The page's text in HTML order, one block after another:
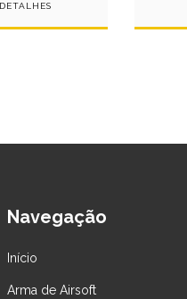
DETALHES
Navegação
Início
Arma de Airsoft